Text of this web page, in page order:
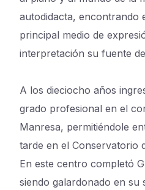
autodidacta, encontrando
principal medio de
interpretación su fuente
A los dieciocho años
grado profesional en el
Manresa, permitiéndole
tarde en el Conservatorio
En este centro completó
siendo galardonado en su